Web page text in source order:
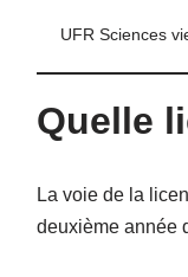
UFR Sciences
Quelle
La voie de la
deuxième année